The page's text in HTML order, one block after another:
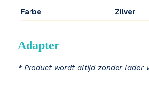
Farbe
Zilver
Adapter
* Product wordt altijd zonder lader